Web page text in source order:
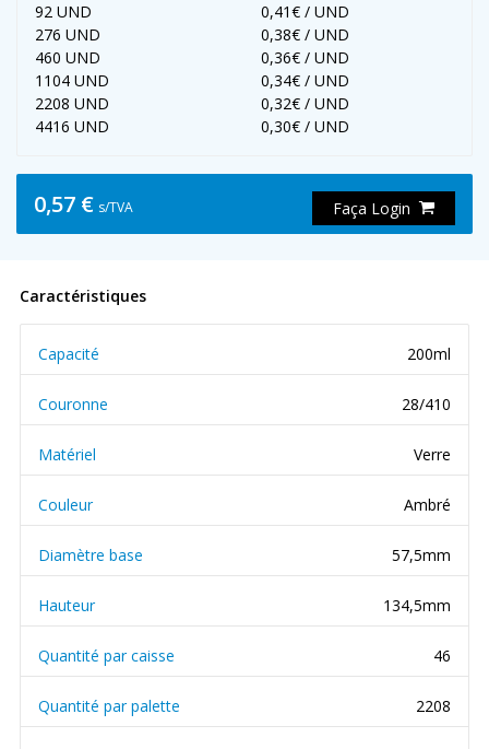
92 UND
0,41€ / UND
276 UND
0,38€ / UND
460 UND
0,36€ / UND
1104 UND
0,34€ / UND
2208 UND
0,32€ / UND
4416 UND
0,30€ / UND
0,57 € s/TVA Faça Login
Caractéristiques
Capacité 200ml
Couronne 28/410
Matériel Verre
Couleur Ambré
Diamètre base 57,5mm
Hauteur 134,5mm
Quantité par caisse 46
Quantité par palette 2208